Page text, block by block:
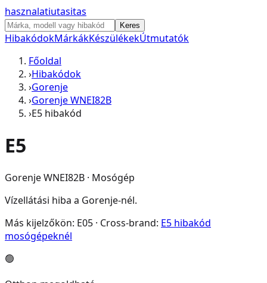
hasznalatiutasitas
Keres
HibakódokMárkákKészülékekÚtmutatók
Főoldal
›Hibakódok
›Gorenje
›Gorenje WNEI82B
›E5 hibakód
E5
Gorenje WNEI82B · Mosógép
Vízellátási hiba a Gorenje-nél.
Más kijelzőkön: E05 · Cross-brand: E5 hibakód
mosógépeknél
🟢